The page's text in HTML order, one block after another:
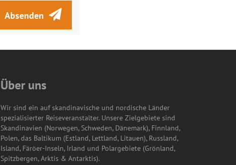
Absenden
Über uns
Wir sind ein auf skandinavische und nordische Länder
spezialisierter Reiseveranstalter. Unsere Zielgebiete sind
Skandinavien (Norwegen, Schweden, Dänemark), Finnland,
Polen, das Baltikum (Estland, Lettland, Litauen), Russland,
Island, Färöer-Inseln, Irland und Polargebiete (Grönland,
Spitzbergen, Arktis & Antarktis).